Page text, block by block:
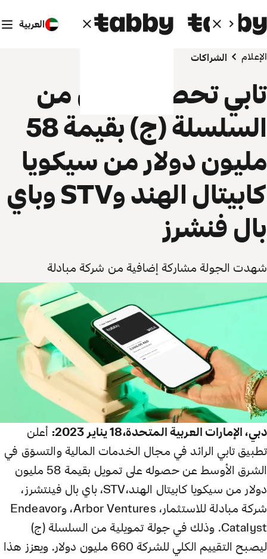
العربية
الإعلام الشراكات
تابي تحصد تمويل من
السلسلة (ج) بقيمة 58
مليون دولار من سيكويا
كابيتال الهند وSTV وباي
بال فنشرز
شهدت الجولة مشاركة إضافية من شركة مبادلة
دبي، الإمارات العربية المتحدة،18 يناير 2023:
أعلن
تطبيق تابي الرائد في مجال الخدمات المالية والتسوّق في
الشرق الأوسط عن حصوله على تمويل بقيمة 58 مليون
دولار من سيكويا كابيتال الهند،STV، باي بال فينتشرز،
شركة مبادلة للاستثمار، Arbor Ventures، وEndeavor
Catalyst. وذلك في جولة تمويلية من السلسلة (ج)
ليصبح التقييم الكلي للشركة 660 مليون دولار. ويعزز هذا